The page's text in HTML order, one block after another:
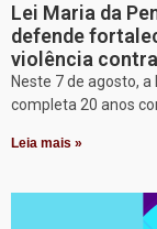
Lei Maria da
defende
violência
Neste 7 de agosto,
completa 20 anos
Leia mais »